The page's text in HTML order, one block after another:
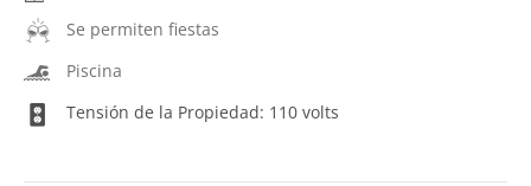
Se permiten fiestas
Piscina
Tensión de la Propiedad: 110 volts